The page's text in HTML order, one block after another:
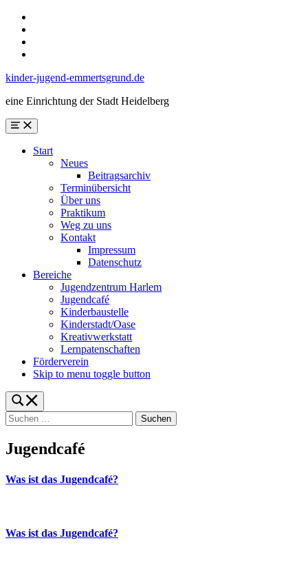
form
footer
kinder-jugend-emmertsgrund.de
eine Einrichtung der Stadt Heidelberg
Menu
Start
Neues
Beitragsarchiv
Terminübersicht
Über uns
Praktikum
Weg zu uns
Kontakt
Impressum
Datenschutz
Bereiche
Jugendzentrum Harlem
Jugendcafé
Kinderbaustelle
Kinderstadt/Oase
Kreativwerkstatt
Lernpatenschaften
Förderverein
Skip to menu toggle button
search
form
modal
Suchen
nach:
Jugendcafé
Was ist das Jugendcafé?
Was ist das Jugendcafé?